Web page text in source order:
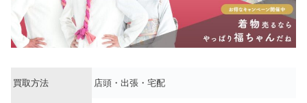
買取方法 店頭・出張・宅配